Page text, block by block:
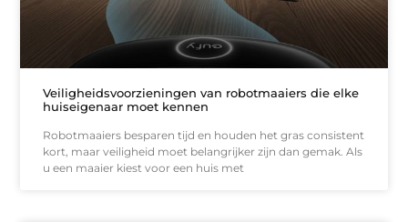
Veiligheidsvoorzieningen van robotmaaiers die elke
huiseigenaar moet kennen
Robotmaaiers besparen tijd en houden het gras consistent
kort, maar veiligheid moet belangrijker zijn dan gemak. Als
u een maaier kiest voor een huis met